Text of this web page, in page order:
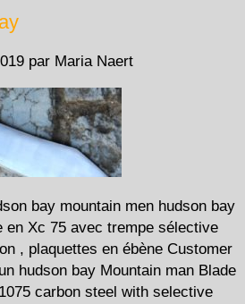
par Maria Naert
bay mountain men hudson bay
en Xc 75 avec trempe sélective
, plaquettes en ébène Customer
hudson bay Mountain man Blade
carbon steel with selective